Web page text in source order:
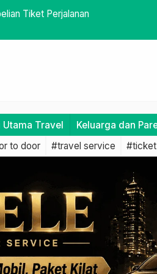
dengan Travel Door to Door
Utama Travel Keluarga dan
to door #travel service